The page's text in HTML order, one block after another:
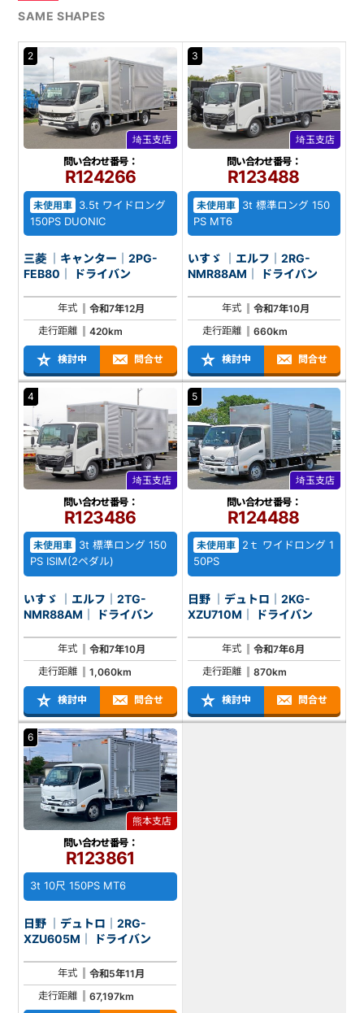
SAME SHAPES
2
埼玉支店
問い合わせ番号：
R124266
未使用車
3.5t ワイドロング
150PS DUONIC
三菱 ｜キャンター｜2PG-
FEB80｜ ドライバン
年式
令和7年12月
走行距離
420km
検討中 問合せ
3
埼玉支店
問い合わせ番号：
R123488
未使用車 3t 標準ロング 150
PS MT6
いすゞ ｜エルフ｜2RG-
NMR88AM｜ ドライバン
年式
令和7年10月
走行距離
660km
検討中 問合せ
4
埼玉支店
問い合わせ番号：
R123486
未使用車
3t 標準ロング 150
PS ISIM(2ペダル)
いすゞ ｜エルフ｜2TG-
NMR88AM｜ ドライバン
年式
令和7年10月
走行距離
1,060km
検討中 問合せ
5
埼玉支店
問い合わせ番号：
R124488
未使用車 2ｔ ワイドロング 1
50PS
日野 ｜デュトロ｜2KG-
XZU710M｜ ドライバン
年式
令和7年6月
走行距離
870km
検討中 問合せ
6
熊本支店
問い合わせ番号：
R123861
3t 10尺 150PS MT6
日野 ｜デュトロ｜2RG-
XZU605M｜ ドライバン
年式
令和5年11月
走行距離
67,197km